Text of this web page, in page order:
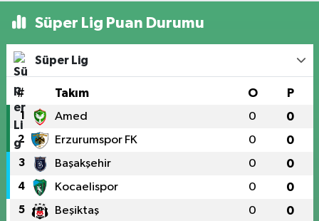
Süper Lig Puan Durumu
Süper Lig
# Takım O P
1 Amed 0 0
2 Erzurumspor FK 0 0
3 Başakşehir 0 0
4 Kocaelispor 0 0
5 Beşiktaş 0 0